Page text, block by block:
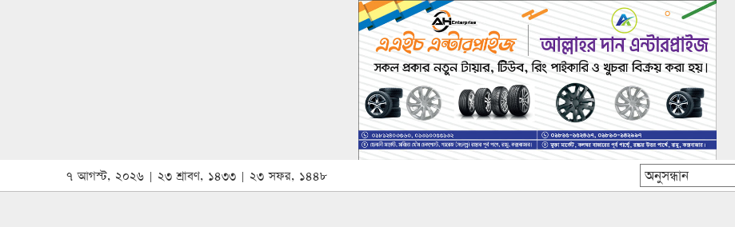
৭ আগস্ট, ২০২৬ | ২৩ শ্রাবণ, ১৪৩৩ | ২৩ সফর, ১৪৪৮